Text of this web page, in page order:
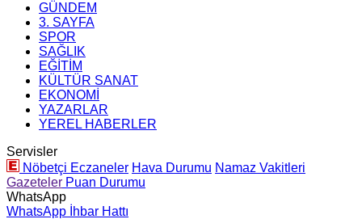
GÜNDEM
3. SAYFA
SPOR
SAĞLIK
EĞİTİM
KÜLTÜR SANAT
EKONOMİ
YAZARLAR
YEREL HABERLER
Servisler
Nöbetçi Eczaneler Hava Durumu Namaz Vakitleri
Gazeteler Puan Durumu
WhatsApp
WhatsApp İhbar Hattı